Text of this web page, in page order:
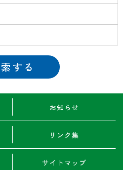
お知らせ
リンク集
サイトマップ